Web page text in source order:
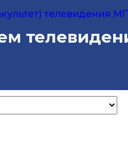
телевидения